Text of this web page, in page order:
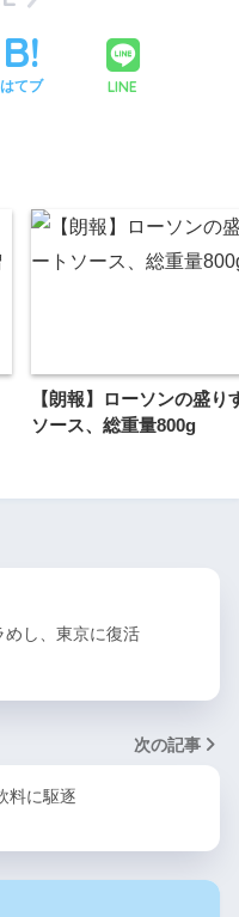
はてブ LINE
【朗報】ローソンの盛り
ソース、総重量800g
めし、東京に復活
次の記事
料に駆逐